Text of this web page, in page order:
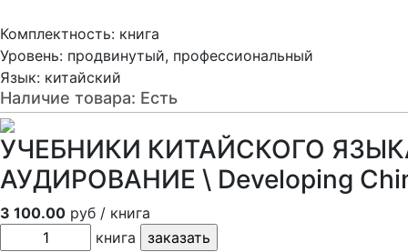
Комплектность: книга
Уровень: продвинутый, профессиональный
Язык: китайский
Наличие товара: Есть
УЧЕБНИКИ КИТАЙСКОГО
АУДИРОВАНИЕ \ Developing
3 100.00 руб / книга
книга